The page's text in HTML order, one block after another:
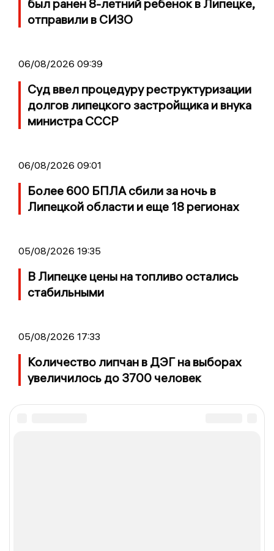
был ранен 8-летний ребенок в Липецке,
отправили в СИЗО
06/08/2026 09:39
Суд ввел процедуру реструктуризации
долгов липецкого застройщика и внука
министра СССР
06/08/2026 09:01
Более 600 БПЛА сбили за ночь в
Липецкой области и еще 18 регионах
05/08/2026 19:35
В Липецке цены на топливо остались
стабильными
05/08/2026 17:33
Количество липчан в ДЭГ на выборах
увеличилось до 3700 человек